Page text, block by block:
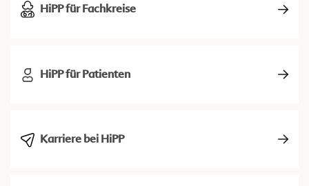
HiPP für Fachkreise
HiPP für Patienten
Karriere bei HiPP